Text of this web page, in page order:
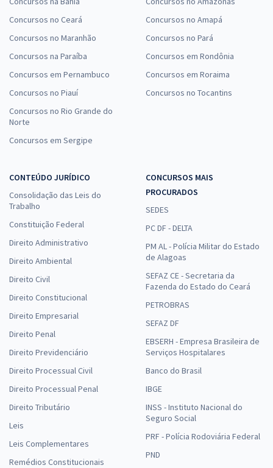
Concursos no Ceará
Concursos no Maranhão
Concursos na Paraíba
Concursos em Pernambuco
Concursos no Piauí
Concursos no Rio Grande do
Norte
Concursos em Sergipe
Concursos no Amapá
Concursos no Pará
Concursos em Rondônia
Concursos em Roraima
Concursos no Tocantins
CONTEÚDO JURÍDICO
Consolidação das Leis do
Trabalho
Constituição Federal
Direito Administrativo
Direito Ambiental
Direito Civil
Direito Constitucional
Direito Empresarial
Direito Penal
Direito Previdenciário
Direito Processual Civil
Direito Processual Penal
Direito Tributário
Leis
Leis Complementares
Remédios Constitucionais
CONCURSOS MAIS
PROCURADOS
SEDES
PC DF - DELTA
PM AL - Polícia Militar do Estado
de Alagoas
SEFAZ CE - Secretaria da
Fazenda do Estado do Ceará
PETROBRAS
SEFAZ DF
EBSERH - Empresa Brasileira de
Serviços Hospitalares
Banco do Brasil
IBGE
INSS - Instituto Nacional do
Seguro Social
PRF - Polícia Rodoviária Federal
PND